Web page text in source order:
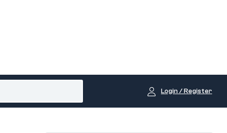
Login / Register